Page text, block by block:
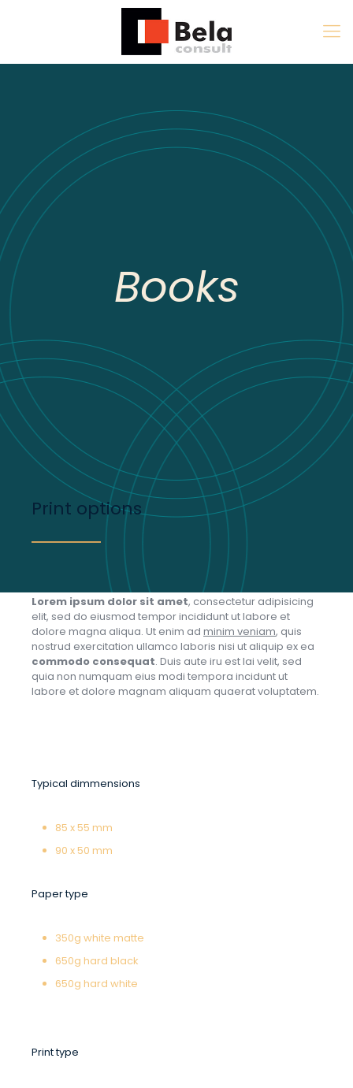
Books
Print options
Lorem ipsum dolor sit amet, consectetur adipisicing
elit, sed do eiusmod tempor incididunt ut labore et
dolore magna aliqua. Ut enim ad minim veniam, quis
nostrud exercitation ullamco laboris nisi ut aliquip ex ea
commodo consequat. Duis aute iru est lai velit, sed
quia non numquam eius modi tempora incidunt ut
labore et dolore magnam aliquam quaerat voluptatem.
Typical dimmensions
85 x 55 mm
90 x 50 mm
Paper type
350g white matte
650g hard black
650g hard white
Print type